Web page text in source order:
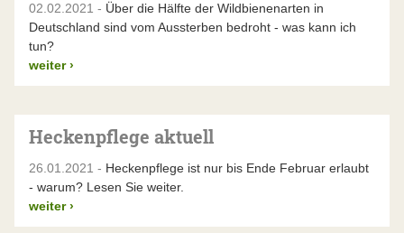
02.02.2021 - Über die Hälfte der Wildbienenarten in
Deutschland sind vom Aussterben bedroht - was kann ich
tun?
weiter ›
Heckenpflege aktuell
26.01.2021 - Heckenpflege ist nur bis Ende Februar erlaubt
- warum? Lesen Sie weiter.
weiter ›